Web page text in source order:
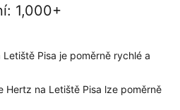
: 1,000+
Pisa je poměrně rychlé a
Hertz na Letiště Pisa lze poměrně